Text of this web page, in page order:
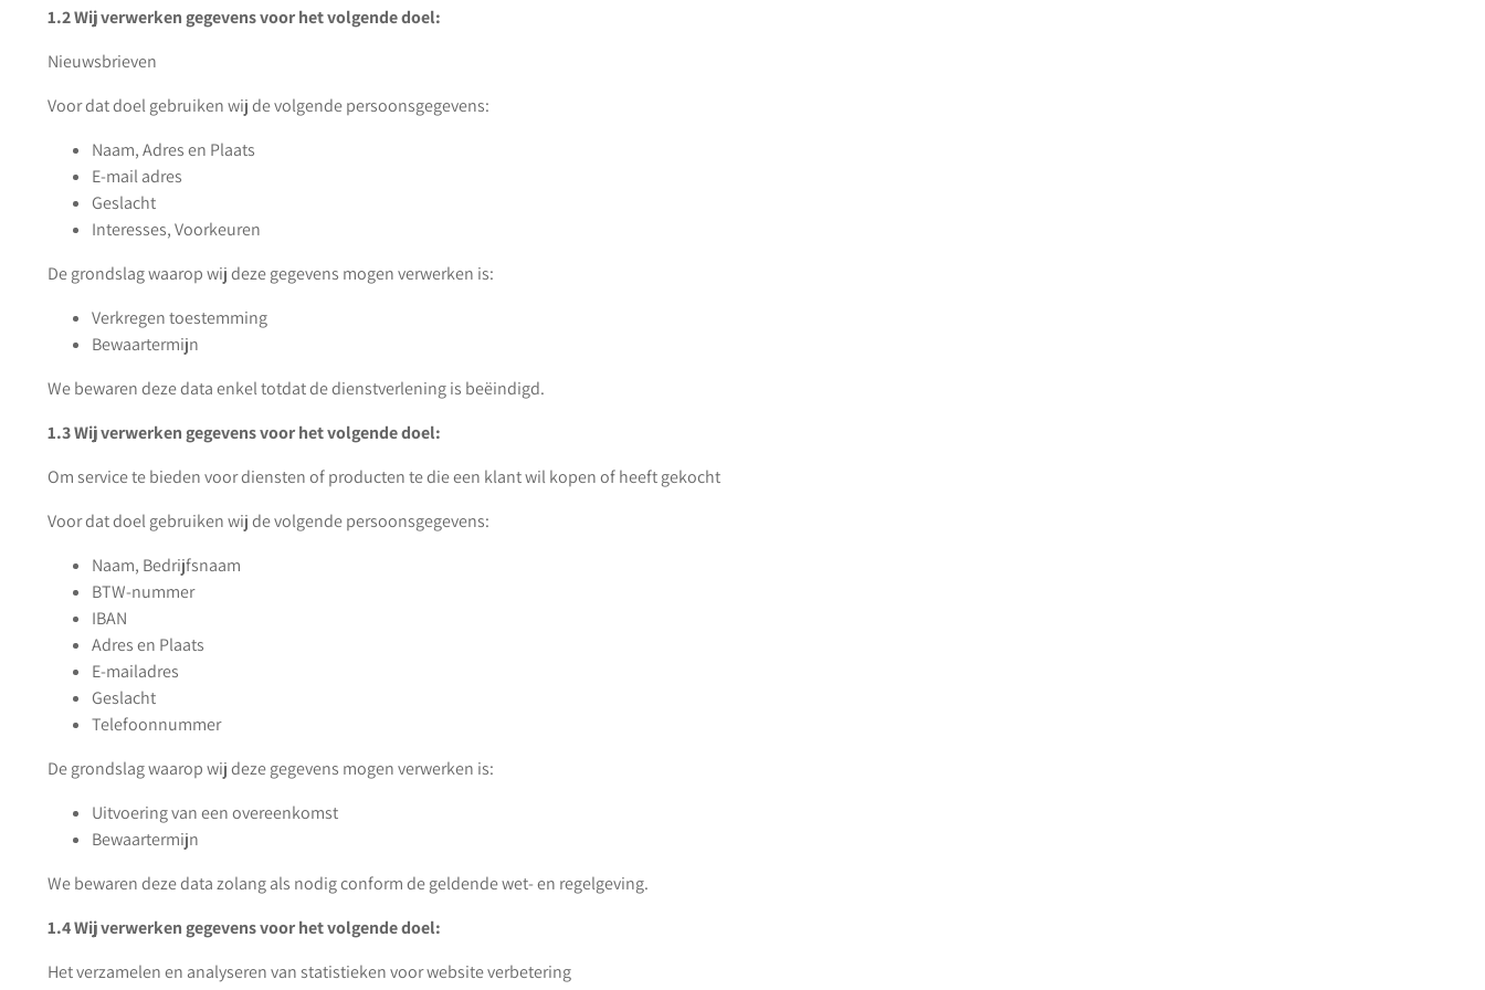
1.2 Wij verwerken gegevens voor het volgende doel:
Nieuwsbrieven
Voor dat doel gebruiken wij de volgende persoonsgegevens:
Naam, Adres en Plaats
E-mail adres
Geslacht
Interesses, Voorkeuren
De grondslag waarop wij deze gegevens mogen verwerken is:
Verkregen toestemming
Bewaartermijn
We bewaren deze data enkel totdat de dienstverlening is beëindigd.
1.3 Wij verwerken gegevens voor het volgende doel:
Om service te bieden voor diensten of producten te die een klant wil kopen of heeft gekocht
Voor dat doel gebruiken wij de volgende persoonsgegevens:
Naam, Bedrijfsnaam
BTW-nummer
IBAN
Adres en Plaats
E-mailadres
Geslacht
Telefoonnummer
De grondslag waarop wij deze gegevens mogen verwerken is:
Uitvoering van een overeenkomst
Bewaartermijn
We bewaren deze data zolang als nodig conform de geldende wet- en regelgeving.
1.4 Wij verwerken gegevens voor het volgende doel:
Het verzamelen en analyseren van statistieken voor website verbetering